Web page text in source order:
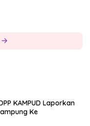
KAMPUD Laporkan
Ke